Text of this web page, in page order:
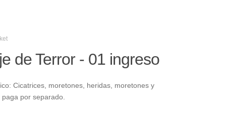
de Terror - 01 ingreso
Cicatrices, moretones, heridas, moretones y
por separado.